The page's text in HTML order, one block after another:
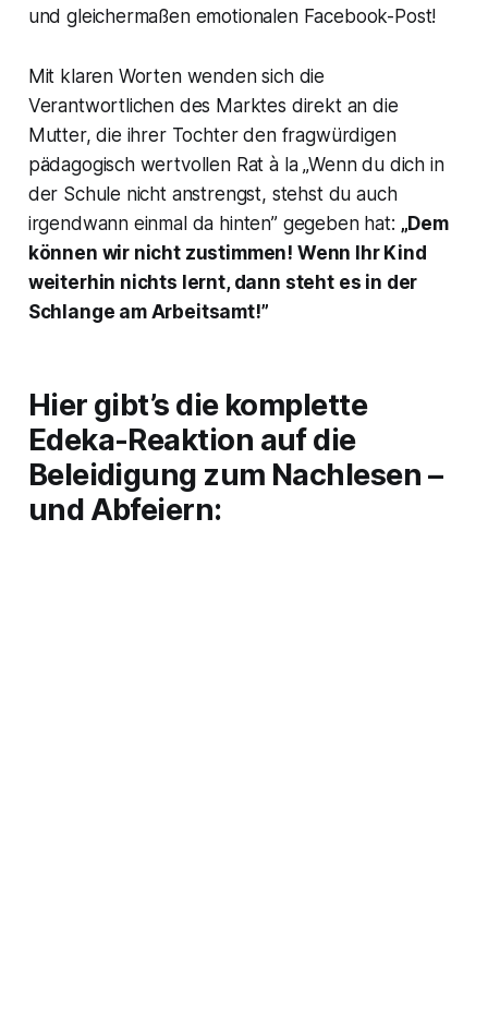
und gleichermaßen emotionalen Facebook-Post!
Mit klaren Worten wenden sich die
Verantwortlichen des Marktes direkt an die
Mutter, die ihrer Tochter den fragwürdigen
pädagogisch wertvollen Rat à la „Wenn du dich in
der Schule nicht anstrengst, stehst du auch
irgendwann einmal da hinten” gegeben hat: „Dem
können wir nicht zustimmen! Wenn Ihr Kind
weiterhin nichts lernt, dann steht es in der
Schlange am Arbeitsamt!”
Hier gibt’s die komplette
Edeka-Reaktion auf die
Beleidigung zum Nachlesen –
und Abfeiern: